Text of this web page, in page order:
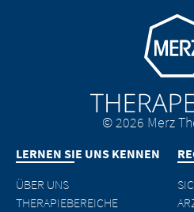
Go to homepage
© 2026 Merz
LERNEN SIE UNS KENNEN
ÜBER UNS
THERAPIEBEREICHE